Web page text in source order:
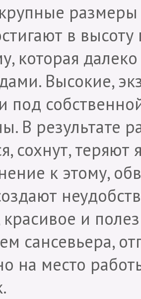
размеры
в
которая
Высокие,
под
В результате
сохнут,
к этому,
красивое и
сансевьера,
на место